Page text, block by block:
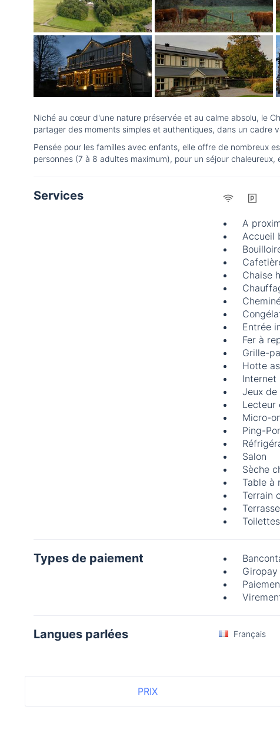
Niché au cœur d'une nature préservée et au calme absolu, le
partager des moments simples et authentiques, dans un cadre
Pensée pour les familles avec enfants, elle offre de nombreux
personnes (7 à 8 adultes maximum), pour un séjour
Services
A
Accueil
Chaise
Entrée
Fer à
Grille-
Hotte
Internet
Jeux de
Lecteur
Micro-
Ping-
Salon
Sèche
Table à
Terrain
Types de paiement
Giropay
Langues parlées Français
PRIX